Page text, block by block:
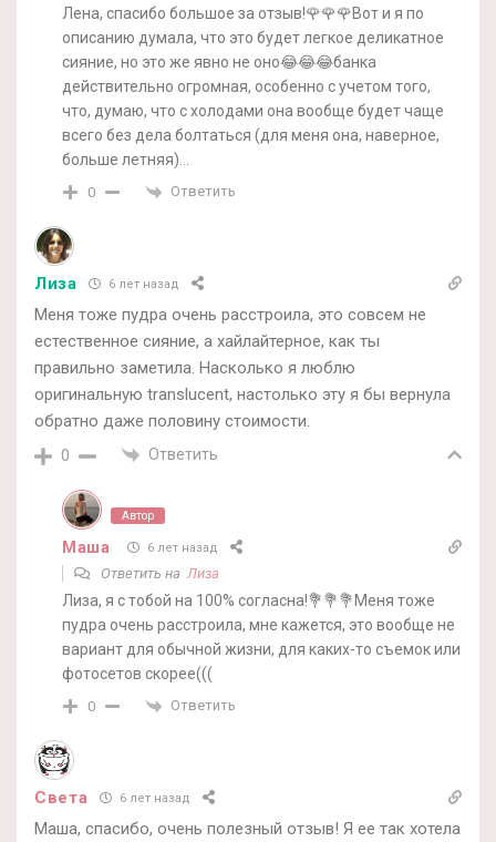
Лена, спасибо большое за отзыв!🌹🌹🌹Вот и я по
описанию думала, что это будет легкое деликатное
сияние, но это же явно не оно😂😂😂банка
действительно огромная, особенно с учетом того,
что, думаю, что с холодами она вообще будет чаще
всего без дела болтаться (для меня она, наверное,
больше летняя)…
0 Ответить
Лиза 6 лет назад
Меня тоже пудра очень расстроила, это совсем не
естественное сияние, а хайлайтерное, как ты
правильно заметила. Насколько я люблю
оригинальную translucent, настолько эту я бы вернула
обратно даже половину стоимости.
0 Ответить
Автор
Маша 6 лет назад
Ответить на Лиза
Лиза, я с тобой на 100% согласна!💐💐💐Меня тоже
пудра очень расстроила, мне кажется, это вообще не
вариант для обычной жизни, для каких-то съемок или
фотосетов скорее(((
0 Ответить
Света 6 лет назад
Маша, спасибо, очень полезный отзыв! Я ее так хотела